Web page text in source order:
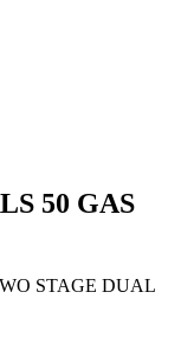
50 GAS
STAGE DUAL